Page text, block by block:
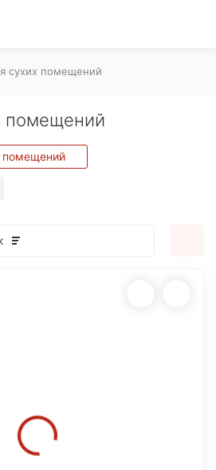
сухих помещений
помещений
помещений